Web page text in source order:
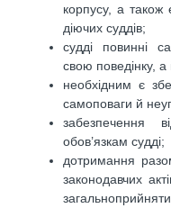
корпусу, а також
діючих суддів;
судді повинні
свою поведінку, а
необхідним є
самоповаги й
забезпечення
обов’язкам судді;
дотримання
законодавчих